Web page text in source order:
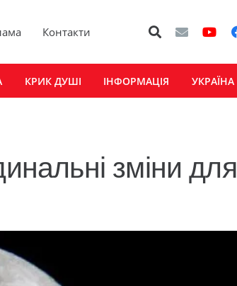
Контакти
КРИК ДУШІ ІНФОРМАЦІЯ УКРАЇНА
зміни для